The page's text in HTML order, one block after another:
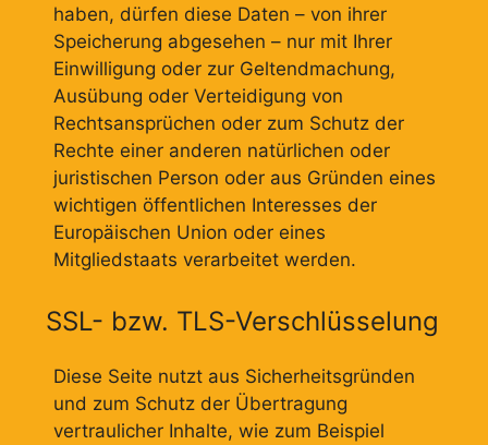
haben, dürfen diese Daten – von ihrer
Speicherung abgesehen – nur mit Ihrer
Einwilligung oder zur Geltendmachung,
Ausübung oder Verteidigung von
Rechtsansprüchen oder zum Schutz der
Rechte einer anderen natürlichen oder
juristischen Person oder aus Gründen eines
wichtigen öffentlichen Interesses der
Europäischen Union oder eines
Mitgliedstaats verarbeitet werden.
SSL- bzw. TLS-Verschlüsselung
Diese Seite nutzt aus Sicherheitsgründen
und zum Schutz der Übertragung
vertraulicher Inhalte, wie zum Beispiel